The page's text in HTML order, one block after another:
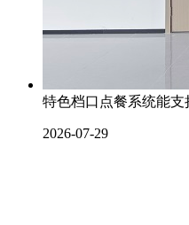
特色档口点餐系统能支
2026-07-29